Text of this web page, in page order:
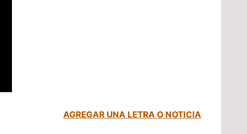
AGREGAR UNA LETRA O NOTICIA